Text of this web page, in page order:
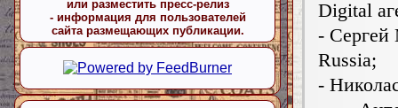
Digital
- Сергей
Russia;
-
или разместить пресс-релиз
- информация для пользователей
сайта размещающих публикации.